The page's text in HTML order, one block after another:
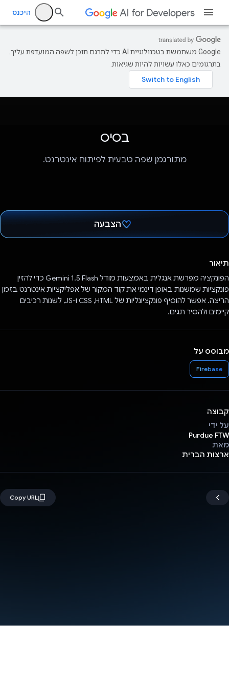
היכנס
‫Google משתמשת בטכנולוגיית AI כדי לתרגם תוכן לשפה המועדפת עליך.
בתרגומים כאלו עשויות להיות שגיאות.
בסיס
מתורגמן שפה טבעית לפיתוח אינטרנט.
הצבעה
תיאור
הפונקציה מפרשת אנגלית באמצעות מודל Gemini 1.5 Flash כדי להזין
פונקציות שמשנות באופן דינמי את קוד המקור של אפליקציות אינטרנט בזמן
הריצה. אפשר להוסיף פונקציונליות של HTML,‏ CSS ו-JS, לשנות רכיבים
קיימים ולהסיר תגים.
מבוסס על
Firebase
קבוצה
על ידי
Purdue FTW
מאת
ארצות הברית